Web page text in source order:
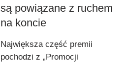
są powiązane z ruchem
na koncie
Największa część premii
pochodzi z „Promocji